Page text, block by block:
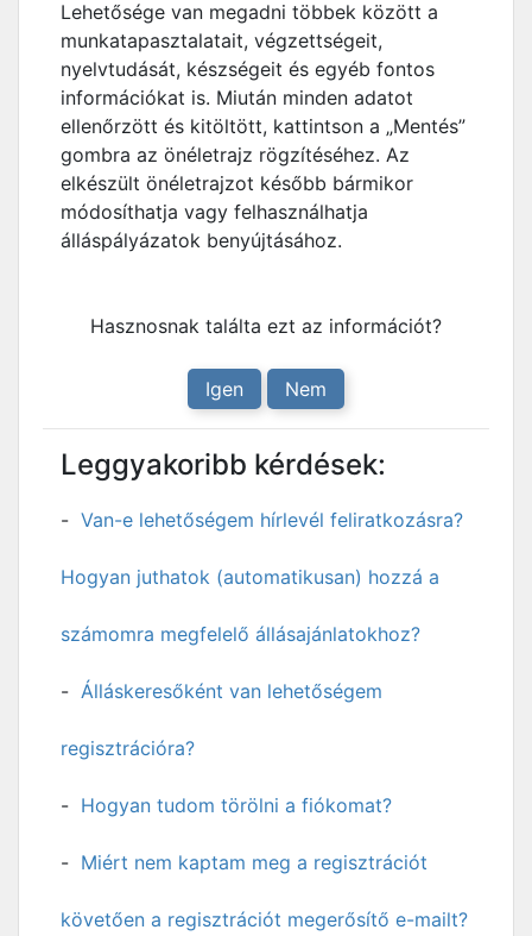
Lehetősége van megadni többek között a
munkatapasztalatait, végzettségeit,
nyelvtudását, készségeit és egyéb fontos
információkat is. Miután minden adatot
ellenőrzött és kitöltött, kattintson a „Mentés”
gombra az önéletrajz rögzítéséhez. Az
elkészült önéletrajzot később bármikor
módosíthatja vagy felhasználhatja
álláspályázatok benyújtásához.
Hasznosnak találta ezt az információt?
Igen Nem
Leggyakoribb kérdések:
Van-e lehetőségem hírlevél feliratkozásra?
Hogyan juthatok (automatikusan) hozzá a
számomra megfelelő állásajánlatokhoz?
Álláskeresőként van lehetőségem
regisztrációra?
Hogyan tudom törölni a fiókomat?
Miért nem kaptam meg a regisztrációt
követően a regisztrációt megerősítő e-mailt?